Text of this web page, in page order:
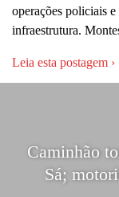
operações policiais
infraestrutura.
Leia esta postagem ›
Caminhão
Sá;